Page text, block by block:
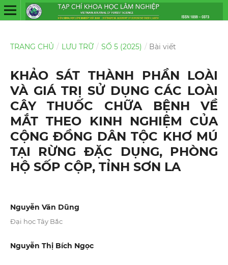
TRANG CHỦ / LƯU TRỮ / SỐ 5 (2025) / Bài viết
KHẢO SÁT THÀNH PHẦN LOÀI
VÀ GIÁ TRỊ SỬ DỤNG CÁC LOÀI
CÂY THUỐC CHỮA BỆNH VỀ
MẮT THEO KINH NGHIỆM CỦA
CỘNG ĐỒNG DÂN TỘC KHƠ MÚ
TẠI RỪNG ĐẶC DỤNG, PHÒNG
HỘ SỐP CỘP, TỈNH SƠN LA
Nguyễn Văn Dũng
Đại học Tây Bắc
Nguyễn Thị Bích Ngọc